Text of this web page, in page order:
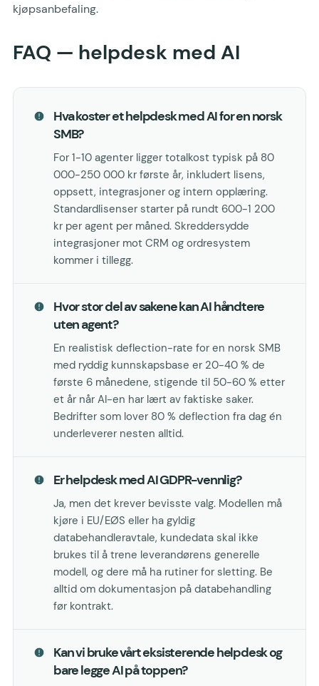
kjøpsanbefaling.
FAQ — helpdesk med AI
Hva koster et helpdesk med AI for en norsk
SMB?
For 1-10 agenter ligger totalkost typisk på 80
000-250 000 kr første år, inkludert lisens,
oppsett, integrasjoner og intern opplæring.
Standardlisenser starter på rundt 600-1 200
kr per agent per måned. Skreddersydde
integrasjoner mot CRM og ordresystem
kommer i tillegg.
Hvor stor del av sakene kan AI håndtere
uten agent?
En realistisk deflection-rate for en norsk SMB
med ryddig kunnskapsbase er 20-40 % de
første 6 månedene, stigende til 50-60 % etter
et år når AI-en har lært av faktiske saker.
Bedrifter som lover 80 % deflection fra dag én
underleverer nesten alltid.
Er helpdesk med AI GDPR-vennlig?
Ja, men det krever bevisste valg. Modellen må
kjøre i EU/EØS eller ha gyldig
databehandleravtale, kundedata skal ikke
brukes til å trene leverandørens generelle
modell, og dere må ha rutiner for sletting. Be
alltid om dokumentasjon på databehandling
før kontrakt.
Kan vi bruke vårt eksisterende helpdesk og
bare legge AI på toppen?